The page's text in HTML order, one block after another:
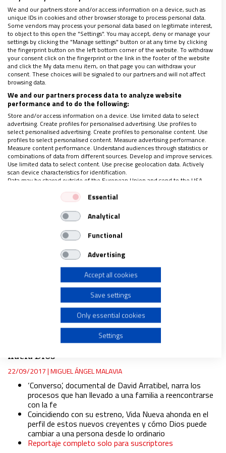
MUNDO
La joven luterana que conoció la fe católica
en Taizé
14/06/2019| ELENA MAGARIÑOS
Reena Tolmik nació en Estonia, un país en el que solo
hay 13 sacerdotes católicos
“Durante años sentí que me faltaba algo. El día de mi
primera comunión, a los 30 años, me di cuenta de lo que
me había estado perdiendo”
Conversos de vuelta a casa. Kilómetro cero
hacia Dios
22/09/2017|MIGUEL ÁNGEL MALAVIA
‘Converso’, documental de David Arratibel, narra los
procesos que han llevado a una familia a reencontrarse
con la fe
Coincidiendo con su estreno, Vida Nueva ahonda en el
perfil de estos nuevos creyentes y cómo Dios puede
cambiar a una persona desde lo ordinario
Reportaje completo solo para suscriptores
We and our partners store and/or access information on a device, such as
unique IDs in cookies and other browser storage to process personal data.
Some vendors may process your personal data based on legitimate interest,
to object to this open the "Settings". You may accept, deny or manage your
settings by clicking the "Manage settings" button or at any time by clicking
the fingerprint button on the left bottom corner of the website. To withdraw
your consent click on the fingerprint or the link in the footer of the website
and click the My data menu item, on that page you can withdraw your
consent. These choices will be signaled to our partners and will not affect
browsing data.
We and our partners process data to analyze website
performance and to do the following:
Store and/or access information on a device. Use limited data to select
advertising. Create profiles for personalised advertising. Use profiles to
select personalised advertising. Create profiles to personalise content. Use
profiles to select personalised content. Measure advertising performance.
Measure content performance. Understand audiences through statistics or
combinations of data from different sources. Develop and improve services.
Use limited data to select content. Use precise geolocation data. Actively
scan device characteristics for identification.
Data may be shared outside of the European Union and send to the USA.
Your consent and the cookie policy applies solely to this website/app.
View Partner List (1 IAB Vendors)
We use your data for the following purposes:
IAB processing purposes:
Use limited data to select advertising
Create profiles for personalised advertising
Use profiles to select personalised advertising
Create profiles to personalise content
Use profiles to select personalised content
Measure advertising performance
Measure content performance
Essential
Analytical
Functional
Advertising
Accept all cookies
Save settings
Only essential cookies
Settings